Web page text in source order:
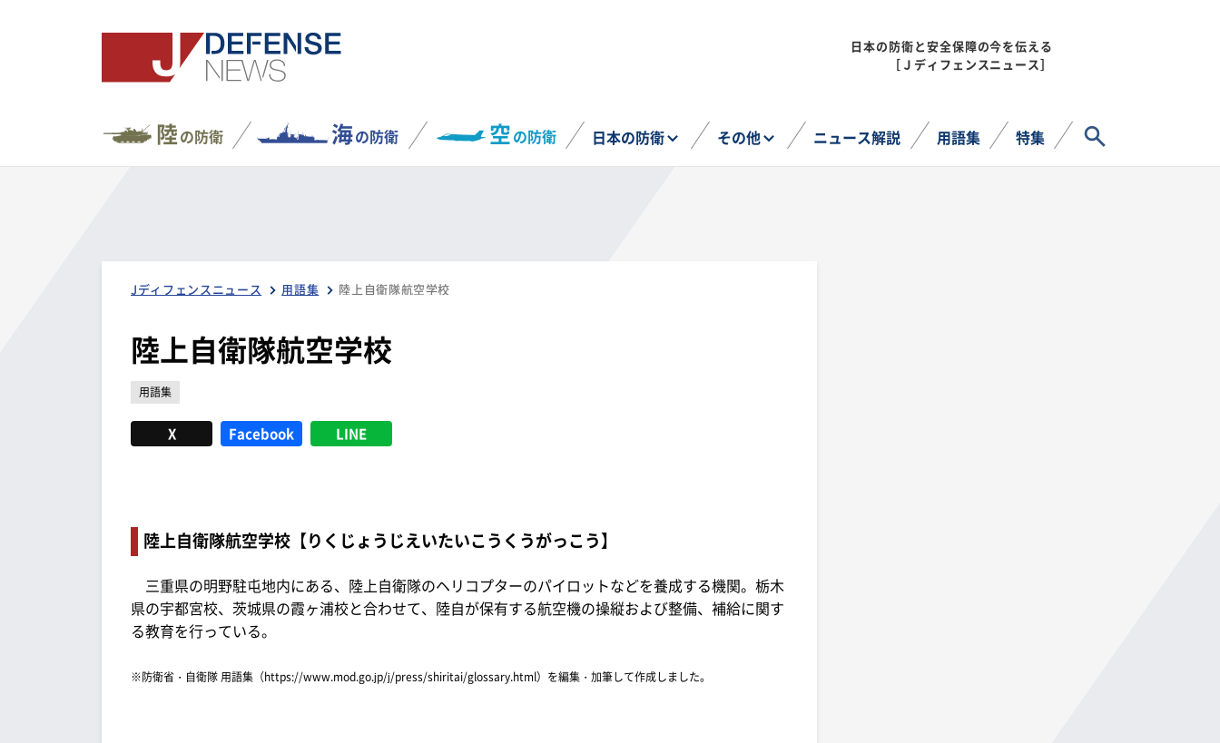
日本の防衛と安全保障の今を伝える
［Ｊディフェンスニュース］
陸の防衛 海の防衛 空の防衛 日本の防衛 その他 ニュース解説 用語集 特集
Jディフェンスニュース 用語集 陸上自衛隊航空学校
陸上自衛隊航空学校
用語集
X Facebook LINE
陸上自衛隊航空学校【りくじょうじえいたいこうくうがっこう】
三重県の明野駐屯地内にある、陸上自衛隊のヘリコプターのパイロットなどを養成する機関。栃木
県の宇都宮校、茨城県の霞ヶ浦校と合わせて、陸自が保有する航空機の操縦および整備、補給に関す
る教育を行っている。
※防衛省・自衛隊 用語集（https://www.mod.go.jp/j/press/shiritai/glossary.html）を編集・加筆して作成しました。